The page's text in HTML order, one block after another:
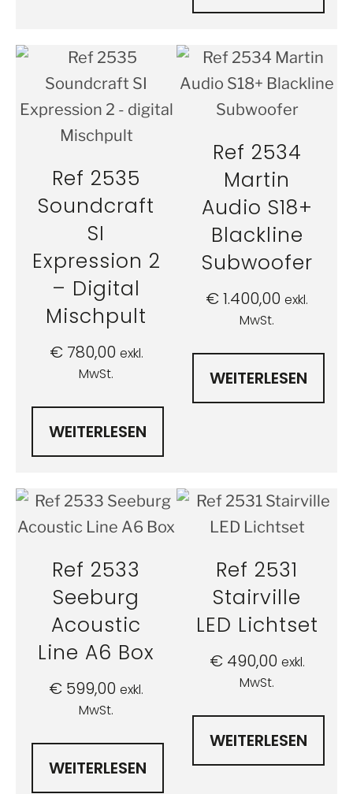
Ref 2535
Soundcraft
SI
Expression 2
– Digital
Mischpult
€780,00 exkl.
MwSt.
WEITERLESEN
Ref 2534
Martin
Audio S18+
Blackline
Subwoofer
€1.400,00 exkl.
MwSt.
WEITERLESEN
Ref 2533
Seeburg
Acoustic
Line A6 Box
€ 599,00 exkl.
MwSt.
WEITERLESEN
Ref 2531
Stairville
LED Lichtset
€490,00 exkl.
MwSt.
WEITERLESEN